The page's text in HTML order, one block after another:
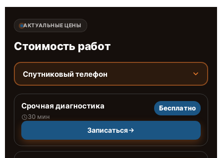
АКТУАЛЬНЫЕ ЦЕНЫ
Стоимость работ
Спутниковый телефон
Срочная диагностика
30 мин
Бесплатно
Записаться